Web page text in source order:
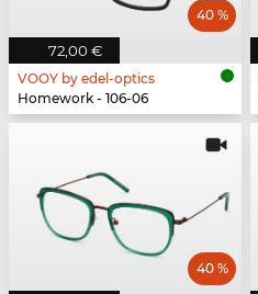
72,00 €
40 %
VOOY by edel-optics
Homework - 106-06
40 %